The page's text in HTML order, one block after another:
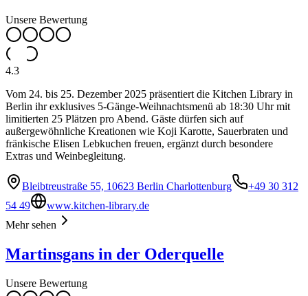
Unsere Bewertung
4.3
Vom 24. bis 25. Dezember 2025 präsentiert die Kitchen Library in
Berlin ihr exklusives 5-Gänge-Weihnachtsmenü ab 18:30 Uhr mit
limitierten 25 Plätzen pro Abend. Gäste dürfen sich auf
außergewöhnliche Kreationen wie Koji Karotte, Sauerbraten und
fränkische Elisen Lebkuchen freuen, ergänzt durch besondere
Extras und Weinbegleitung.
Bleibtreustraße 55, 10623 Berlin Charlottenburg
+49 30 312
54 49
www.kitchen-library.de
Mehr sehen
Martinsgans in der Oderquelle
Unsere Bewertung